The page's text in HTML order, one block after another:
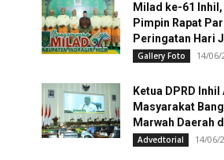
Milad ke-61 Inhil,
Pimpin Rapat
Peringatan Hari
Gallery Foto 14/06/
Ketua DPRD Inhil
Masyarakat
Marwah Daerah
Advedtorial 14/06/